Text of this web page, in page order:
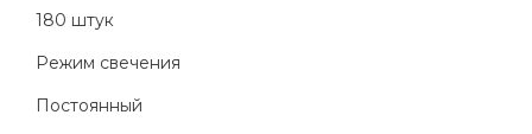
180 штук
Режим свечения
Постоянный